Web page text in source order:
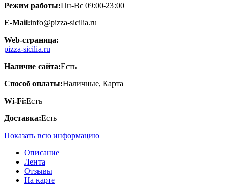
Режим работы:Пн-Вс 09:00-23:00
E-Mail:info@pizza-sicilia.ru
Web-страница:
pizza-sicilia.ru
Наличие сайта:Есть
Способ оплаты:Наличные, Карта
Wi-Fi:Есть
Доставка:Есть
Показать всю информацию
Описание
Лента
Отзывы
На карте